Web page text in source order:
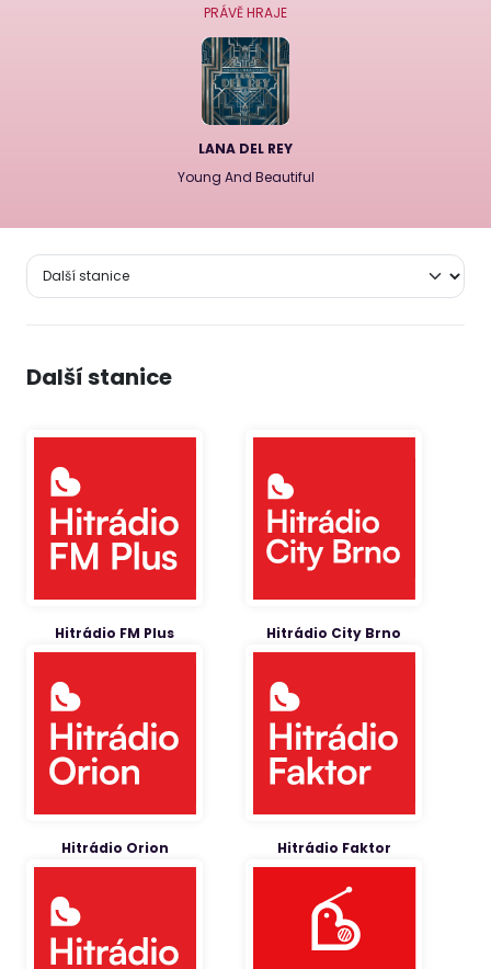
PRÁVĚ HRAJE
LANA DEL REY
Young And Beautiful
Další stanice
Hitrádio FM Plus Hitrádio City Brno
Hitrádio Orion Hitrádio Faktor